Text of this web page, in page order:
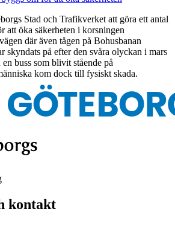
Stad och Trafikverket att göra ett antal
att öka säkerheten i korsningen
där även tågen på Bohusbanan
skyndats på efter den svåra olyckan i mars
buss som blivit stående på
kom dock till fysiskt skada.
kontakt